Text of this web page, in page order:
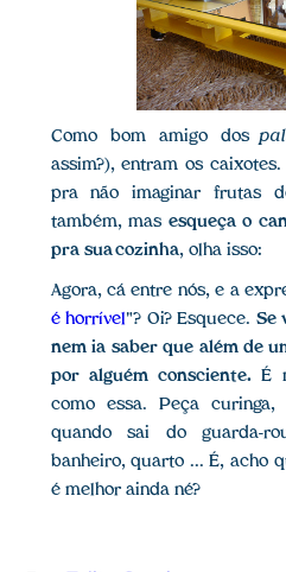
Como bom amigo dos
assim?), entram os caixotes.
pra não imaginar frutas
também, mas esqueça o
pra sua cozinha, olha isso:
Agora, cá entre nós, e a
é horrível"? Oi? Esquece. Se
nem ia saber que além de
por alguém consciente. É
como essa. Peça
quando sai do guarda-
banheiro, quarto ... É, acho
é melhor ainda né?